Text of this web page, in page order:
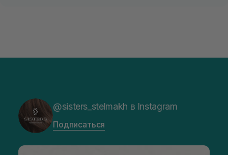
@sisters_stelmakh в Instagram
Подписаться